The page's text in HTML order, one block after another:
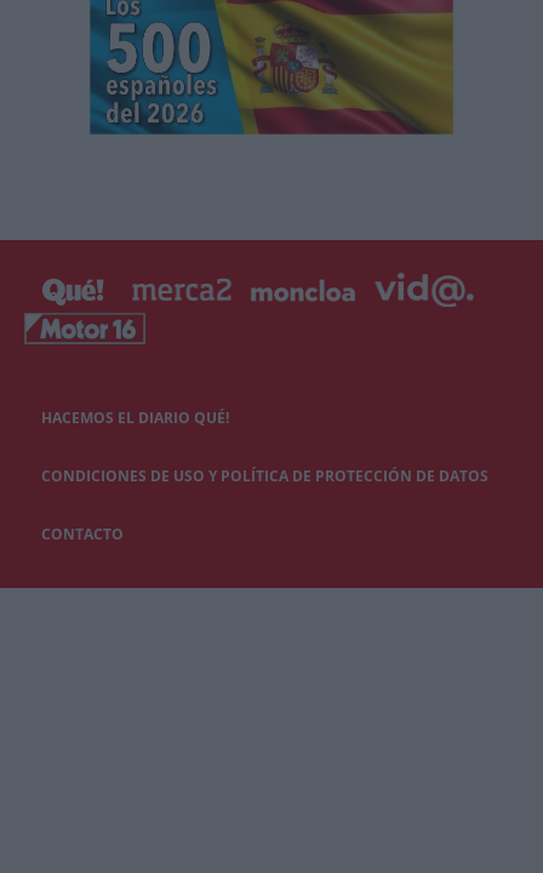
HACEMOS EL DIARIO QUÉ!
CONDICIONES DE USO Y POLÍTICA DE PROTECCIÓN DE DATOS
CONTACTO